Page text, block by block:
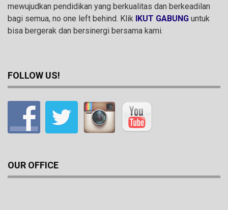
mewujudkan pendidikan yang berkualitas dan berkeadilan
bagi semua, no one left behind. Klik IKUT GABUNG untuk
bisa bergerak dan bersinergi bersama kami.
FOLLOW US!
OUR OFFICE